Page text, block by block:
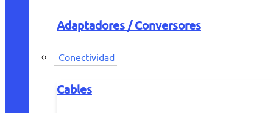
Adaptadores / Conversores
Conectividad
Cables